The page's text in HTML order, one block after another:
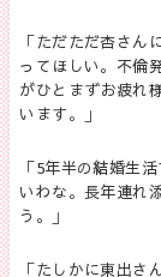
「ただただ杏さん
ってほしい。 不倫
がひとまずお疲れ
います。
」
「5年半の結婚生
いわな。長年連れ
う。
」
「たしかに東出さ